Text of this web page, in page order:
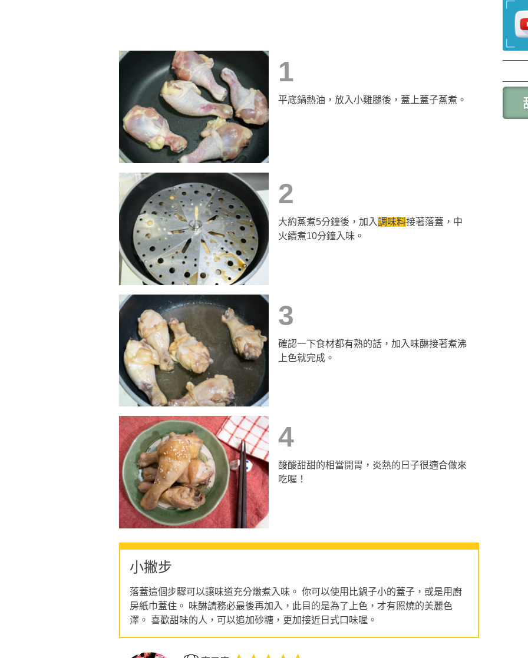
1
平底鍋熱油，放入小雞腿後，蓋上蓋子蒸煮。
2
大約蒸煮5分鐘後，加入調味料接著落蓋，中
火續煮10分鐘入味。
3
確認一下食材都有熟的話，加入味醂接著煮沸
上色就完成。
4
酸酸甜甜的相當開胃，炎熱的日子很適合做來
吃喔！
小撇步
落蓋這個步驟可以讓味道充分燉煮入味。 你可以使用比鍋子小的蓋子，或是用廚
房紙巾蓋住。 味醂請務必最後再加入，此目的是為了上色，才有照燒的美麗色
澤。 喜歡甜味的人，可以追加砂糖，更加接近日式口味喔。